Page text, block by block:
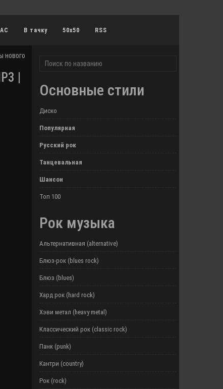
В тачку 50x50 RSS
сезона
|
Основные стили
Диско
Популярная
Русский рок
Танцевальная
Шансон
Топ 100
Рок музыка
Альтернативная (alternative)
Блюз-рок (blues rock)
Блюз (blues)
Хард рок (hard rock)
Хэви метал (heavy metal)
Классический рок (classic rock)
Панк (punk)
Кантри (country)
Рок (rock)